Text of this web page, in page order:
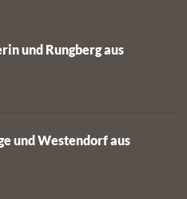
und Rungberg aus
und Westendorf aus